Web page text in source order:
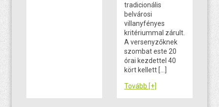
tradicionális
belvárosi
villanyfényes
kritériummal zárult.
A versenyzőknek
szombat este 20
órai kezdettel 40
kört kellett […]
Tovább [+]